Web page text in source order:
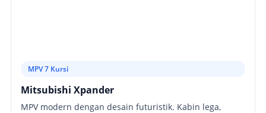
MPV 7 Kursi
Mitsubishi Xpander
MPV modern dengan desain futuristik. Kabin lega,